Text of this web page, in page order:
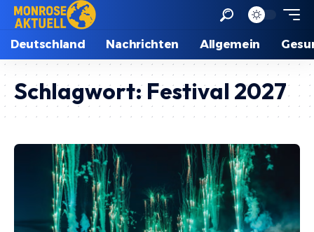
Deutschland Nachrichten Allgemein
Schlagwort: Festival 2027